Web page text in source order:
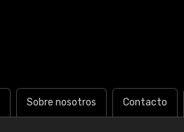
Sobre nosotros Contacto